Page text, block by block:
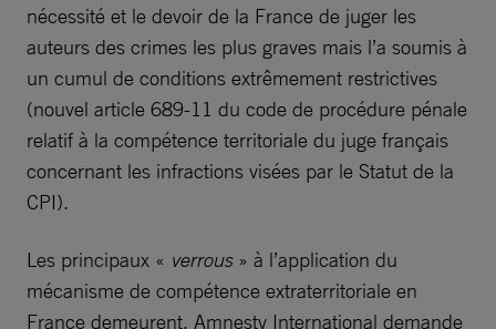
nécessité et le devoir de la France de juger les
auteurs des crimes les plus graves mais l’a soumis à
un cumul de conditions extrêmement restrictives
(nouvel article 689-11 du code de procédure pénale
relatif à la compétence territoriale du juge français
concernant les infractions visées par le Statut de la
CPI).
Les principaux « verrous» à l’application du
mécanisme de compétence extraterritoriale en
France demeurent. Amnesty International demande